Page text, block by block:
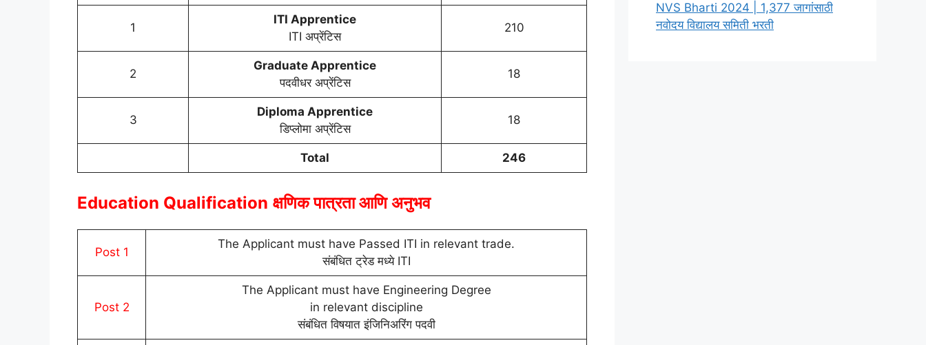
1
ITI Apprentice
ITI अप्रेंटिस
210
2
Graduate Apprentice
पदवीधर अप्रेंटिस
18
3
Diploma Apprentice
डिप्लोमा अप्रेंटिस
18
Total 246
Education Qualification क्षणिक पात्रता आणि अनुभव
Post 1
The Applicant must have Passed ITI in relevant trade.
संबंधित ट्रेड मध्ये ITI
Post 2
The Applicant must have Engineering Degree
in relevant discipline
संबंधित विषयात इंजिनिअरिंग पदवी
NVS Bharti 2024 | 1,377 जागांसाठी
नवोदय विद्यालय समिती भरती